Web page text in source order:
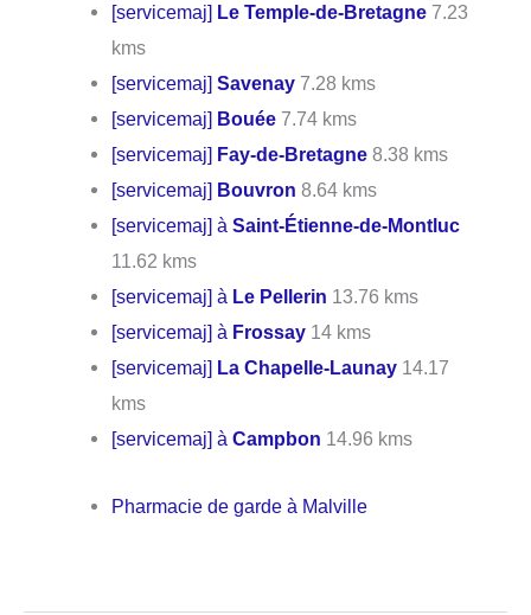
[servicemaj] Le Temple-de-Bretagne 7.23
kms
[servicemaj]Savenay 7.28 kms
[servicemaj] Bouée 7.74 kms
[servicemaj] Fay-de-Bretagne 8.38 kms
[servicemaj] Bouvron 8.64 kms
[servicemaj] àSaint-Étienne-de-Montluc
11.62 kms
[servicemaj] à Le Pellerin 13.76 kms
[servicemaj] à Frossay 14 kms
[servicemaj] La Chapelle-Launay 14.17
kms
[servicemaj] àCampbon 14.96 kms
Pharmacie de garde à Malville